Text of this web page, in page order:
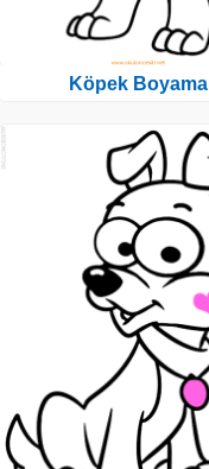
Köpek Boyama